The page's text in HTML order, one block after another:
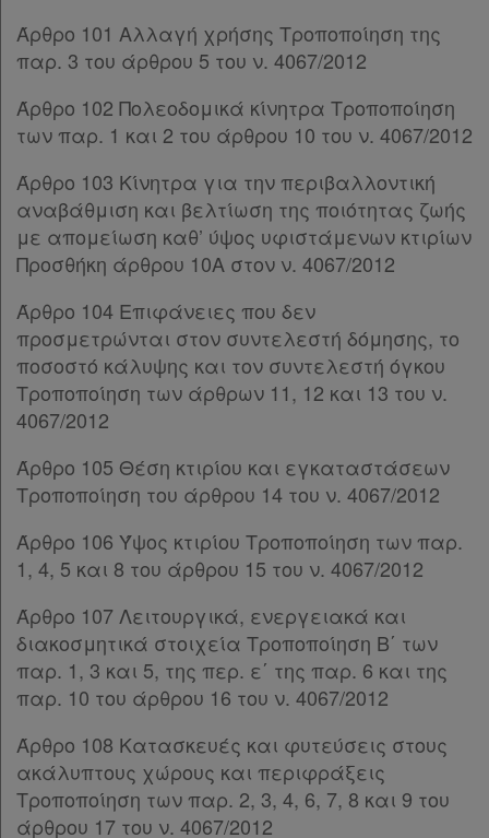
Παρ.2
Άρθρο 164 [-]
Παρ.1
Παρ.2
Παρ.3
Παρ.1
Παρ.2
Άρθρο 166
Άρθρο 167 [-]
Παρ.2
Άρθρο 168 [-]
Παρ.1
Παρ.2
ΚΕΦΑΛΑΙΟ ΙΔ΄ [-]
Άρθρο 169 [-]
Παρ.1
Παρ.2
Παρ.3
Παρ.5
Παρ.6
Άρθρο 170
Άρθρο 171
ΚΕΦΑΛΑΙΟ ΙΕ΄
Άρθρο 172
Παράρτημα
Υπογραφές
Άρθρο 101 Αλλαγή χρήσης Τροποποίηση της
παρ. 3 του άρθρου 5 του ν. 4067/2012
Άρθρο 102 Πολεοδομικά κίνητρα Τροποποίηση
των παρ. 1 και 2 του άρθρου 10 του ν. 4067/2012
Άρθρο 103 Κίνητρα για την περιβαλλοντική
αναβάθμιση και βελτίωση της ποιότητας ζωής
με απομείωση καθ’ ύψος υφιστάμενων κτιρίων
Προσθήκη άρθρου 10Α στον ν. 4067/2012
Άρθρο 104 Επιφάνειες που δεν
προσμετρώνται στον συντελεστή δόμησης, το
ποσοστό κάλυψης και τον συντελεστή όγκου
Τροποποίηση των άρθρων 11, 12 και 13 του ν.
4067/2012
Άρθρο 105 Θέση κτιρίου και εγκαταστάσεων
Τροποποίηση του άρθρου 14 του ν. 4067/2012
Άρθρο 106 Ύψος κτιρίου Τροποποίηση των παρ.
1, 4, 5 και 8 του άρθρου 15 του ν. 4067/2012
Άρθρο 107 Λειτουργικά, ενεργειακά και
διακοσμητικά στοιχεία Τροποποίηση Β΄ των
παρ. 1, 3 και 5, της περ. ε΄ της παρ. 6 και της
παρ. 10 του άρθρου 16 του ν. 4067/2012
Άρθρο 108 Κατασκευές και φυτεύσεις στους
ακάλυπτους χώρους και περιφράξεις
Τροποποίηση των παρ. 2, 3, 4, 6, 7, 8 και 9 του
άρθρου 17 του ν. 4067/2012